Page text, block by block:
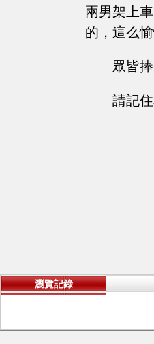
兩男架上
的，這么
眾皆捧
請記
瀏覽記錄